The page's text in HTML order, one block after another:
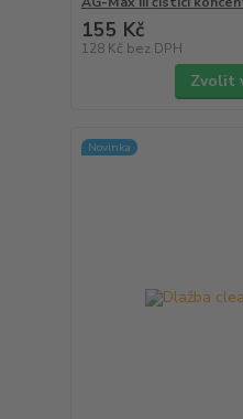
155 Kč
128 Kč bez DPH
Zvolit
Novinka